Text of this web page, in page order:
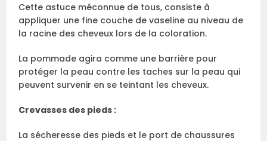
Cette astuce méconnue de tous, consiste à
appliquer une fine couche de vaseline au niveau de
la racine des cheveux lors de la coloration.
La pommade agira comme une barrière pour
protéger la peau contre les taches sur la peau qui
peuvent survenir en se teintant les cheveux.
Crevasses des pieds :
La sécheresse des pieds et le port de chaussures